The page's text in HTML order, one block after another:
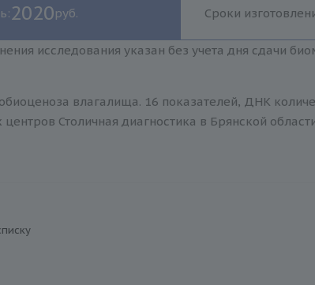
2020руб. Сроки
исследования указан без учета дня сдачи
влагалища. 16 показателей, ДНК
Столичная диагностика в Брянской